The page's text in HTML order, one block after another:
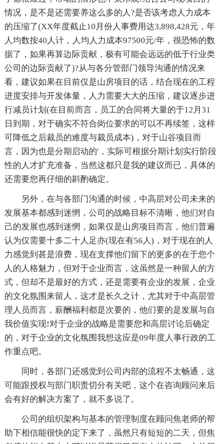
情况，是不是还需要养这么多的人?是否该考虑人力成本
的压缩了(XX年度截止10月份人事费用达3,898,428元，年
人均数按40人计，人均人力成本97500元/年，很恐怖的数
据了，如果再算边际贡献，极有可能会远远的低于行业类
公司的边际贡献了)?从与各分管部门领导沟通的情况来
看，建议如果在目前仅是山房项目的话，结合现在的工程
进度安排与开发体量，人力需要大大的压缩，建议逐步进
行减员计划(在目前而言，员工的合同将大量的于12月31
日到期，对于确实不符合岗位要求的可以不再续签，这样
可降低之后裁员的难度与裁员成本)，对于山谷项目而
言，因为也是分期启动的'，实际可根据分期计划实行阶段
性的人才扩充准备，当然这都只是我的建议而已，具体的
还需要您再仔细的斟酌确定。
另外，在与各部门沟通的时候，中高层对公司未来的
发展基本都感到迷惘，公司的战略目标不清晰，他们对自
己的发展也感到迷惘，如果仅是山房项目而言，他们普遍
认为仅需要十多二十人足亦(现在有56人)，对于现在的人
力感觉到甚是浪费，现在支撑他们留下的更多的在于您个
人的人格魅力，但对于企业而言，这虽然是一种留人的方
式，但却不是最好的方式，还是需要有企业的发展，企业
的文化氛围来留人，这才是长久之计，尤其对于中高层管
理人员而言，薪酬福利都是次要的，他们要的是发展与自
我价值实现!对于企业的战略是需要您和高层讨论后确定
的，对于企业的文化氛围我想这应是09年度人事行政的工
作重点吧。
同时，各部门还感觉到公司内部的流程不太畅通，这
可能跟授权与部门职责切分有关吧，这个在咨询顾问来后
会有好的解决方案了，就不多说了。
公司的组织架构与基本的管理制度在顾问焦老师的帮
助下相信能很快的定下来了，虽然只有短短的二天，但焦